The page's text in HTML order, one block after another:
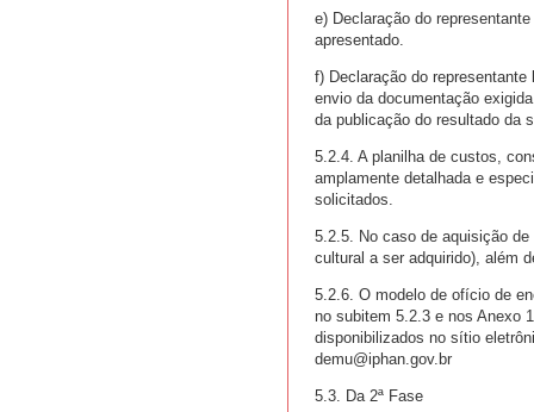
e) Declaração do
apresentado.
f) Declaração do
envio da documentação
da publicação do resultado da
5.2.4. A planilha de custos,
amplamente detalhada e
solicitados.
5.2.5. No caso de aquisição
cultural a ser adquirido), além
5.2.6. O modelo de ofício de
no subitem 5.2.3 e nos Anexo
disponibilizados no sítio
demu@iphan.gov.br
5.3. Da 2ª Fase